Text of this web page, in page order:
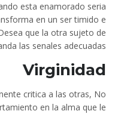
esta enamorado seri­a
en un ser timido e
que la otra sujeto de
las senales adecuadas.
Virginidad
critica a las otras, No
en la alma que le